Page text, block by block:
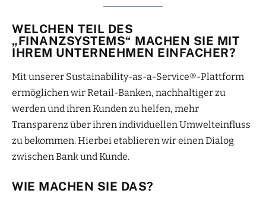
WELCHEN TEIL DES
„FINANZSYSTEMS“ MACHEN SIE MIT
IHREM UNTERNEHMEN EINFACHER?
Mit unserer Sustainability-as-a-Service®-Plattform
ermöglichen wir Retail-Banken, nachhaltiger zu
werden und ihren Kunden zu helfen, mehr
Transparenz über ihren individuellen Umwelteinfluss
zu bekommen. Hierbei etablieren wir einen Dialog
zwischen Bank und Kunde.
WIE MACHEN SIE DAS?